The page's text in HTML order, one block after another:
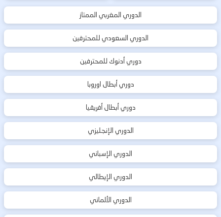
الدوري المغربي الممتاز
الدوري السعودي للمحترفين
دوري أدنوك للمحترفين
دوري أبطال اوروبا
دوري أبطال أفريقيا
الدوري الإنجليزي
الدوري الإسباني
الدوري الإيطالي
الدوري الألماني